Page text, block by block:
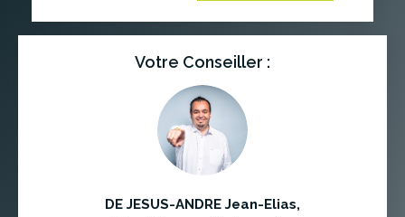
Votre Conseiller :
DE JESUS-ANDRE Jean-Elias,